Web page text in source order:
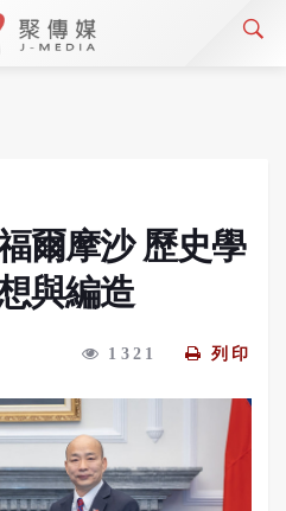
爾摩沙 歷史學
與編造
1321 列印